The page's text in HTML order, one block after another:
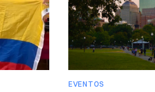
EVENTOS